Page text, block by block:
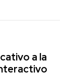
a la